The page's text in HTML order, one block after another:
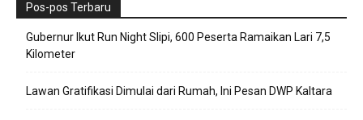
Pos-pos Terbaru
Gubernur Ikut Run Night Slipi, 600 Peserta Ramaikan Lari 7,5
Kilometer
Lawan Gratifikasi Dimulai dari Rumah, Ini Pesan DWP Kaltara